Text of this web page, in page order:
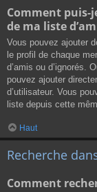
Comment
de ma liste
Vous pouvez ajouter
le profil de chaque
d’amis ou d’ignorés.
pouvez ajouter
d’utilisateur. Vous
liste depuis cette
Haut
Recherche
Comment